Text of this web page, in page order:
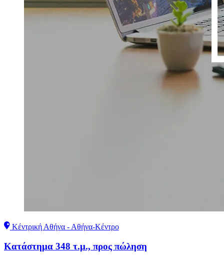
Κέντρική Αθήνα - Αθήνα-Κέντρο
Κατάστημα 348 τ.μ., προς πώληση